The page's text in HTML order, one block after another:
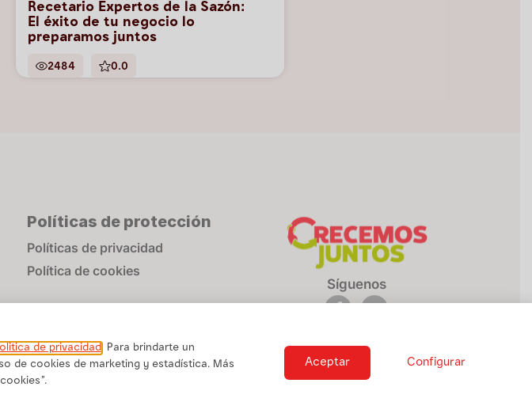
Recetario Expertos de la Sazón:
El éxito de tu negocio lo
preparamos juntos
2484 0.0
Políticas de protección
Políticas de privacidad
Política de cookies
Síguenos
de privacidad. Para brindarte un
de cookies de marketing y estadística. Más
Aceptar Configurar